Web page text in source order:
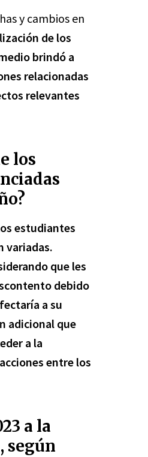
y cambios en
de los
brindó a
relacionadas
relevantes
los
estudiantes
variadas.
que les
debido
a su
adicional que
a la
entre los
a la
según